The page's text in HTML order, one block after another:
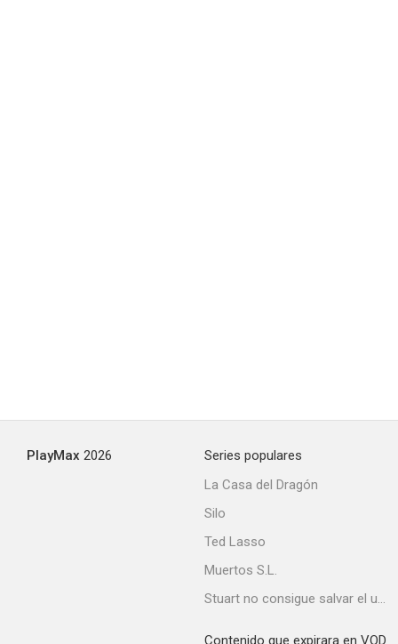
PlayMax 2026
Series populares
La Casa del Dragón
Silo
Ted Lasso
Muertos S.L.
Stuart no consigue salvar el universo
Contenido que expirara en VOD